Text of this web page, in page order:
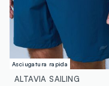
Asciugatura rapida
ALTAVIA SAILING